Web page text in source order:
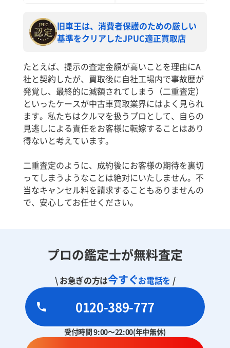
旧車王は、消費者保護のための厳しい
基準をクリアしたJPUC適正買取店
たとえば、提示の査定金額が高いことを理由にA
社と契約したが、買取後に自社工場内で事故歴が
発覚し、最終的に減額されてしまう（二重査定）
といったケースが中古車買取業界にはよく見られ
ます。私たちはクルマを扱うプロとして、自らの
見逃しによる責任をお客様に転嫁することはあり
得ないと考えています。
二重査定のように、成約後にお客様の期待を裏切
ってしまうようなことは絶対にいたしません。不
当なキャンセル料を請求することもありませんの
で、安心してお任せください。
プロの鑑定士が無料査定
\ お急ぎの方は今すぐお電話を /
0120-389-777
受付時間 9:00～22:00(年中無休)